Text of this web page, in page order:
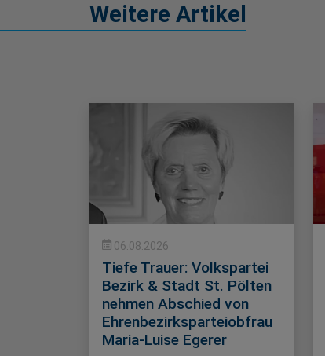
Weitere Artikel
06.08.2026
Tiefe Trauer: Volkspartei
Bezirk & Stadt St. Pölten
nehmen Abschied von
Ehrenbezirksparteiobfrau
Maria-Luise Egerer